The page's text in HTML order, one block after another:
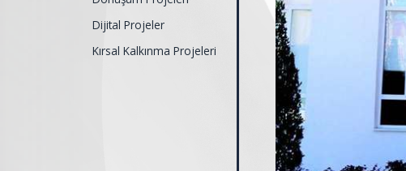
Dijital Projeler
Kırsal Kalkınma Projeleri